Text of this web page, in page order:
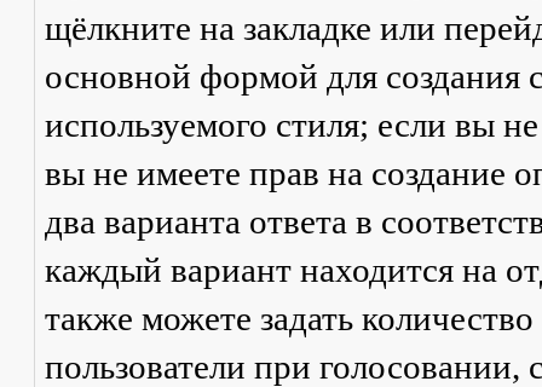
щёлкните на закладке или
основной формой для создания
используемого стиля; если вы
вы не имеете прав на создание
два варианта ответа в
каждый вариант находится на
также можете задать
пользователи при